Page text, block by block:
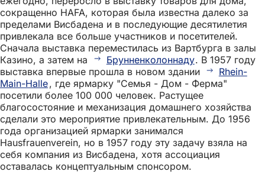
сокращенно HAFA, которая была известна далеко за
пределами Висбадена и в последующие десятилетия
привлекала все больше участников и посетителей.
Сначала выставка переместилась из Вартбурга в залы
Казино, а затем на
Брунненколоннаду. В 1957 году
выставка впервые прошла в новом здании
Rhein-
Main-Halle, где ярмарку "Семья - Дом - Ферма"
посетили более 100 000 человек. Растущее
благосостояние и механизация домашнего хозяйства
сделали это мероприятие привлекательным. До 1956
года организацией ярмарки занимался
Hausfrauenverein, но в 1957 году эту задачу взяла на
себя компания из Висбадена, хотя ассоциация
оставалась концептуальным спонсором.